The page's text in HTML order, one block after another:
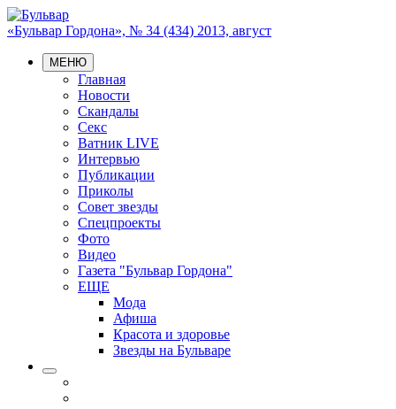
«Бульвар Гордона», № 34 (434) 2013, август
МЕНЮ
Главная
Новости
Скандалы
Секс
Ватник LIVE
Интервью
Публикации
Приколы
Совет звезды
Спецпроекты
Фото
Видео
Газета "Бульвар Гордона"
ЕЩЕ
Мода
Афиша
Красота и здоровье
Звезды на Бульваре